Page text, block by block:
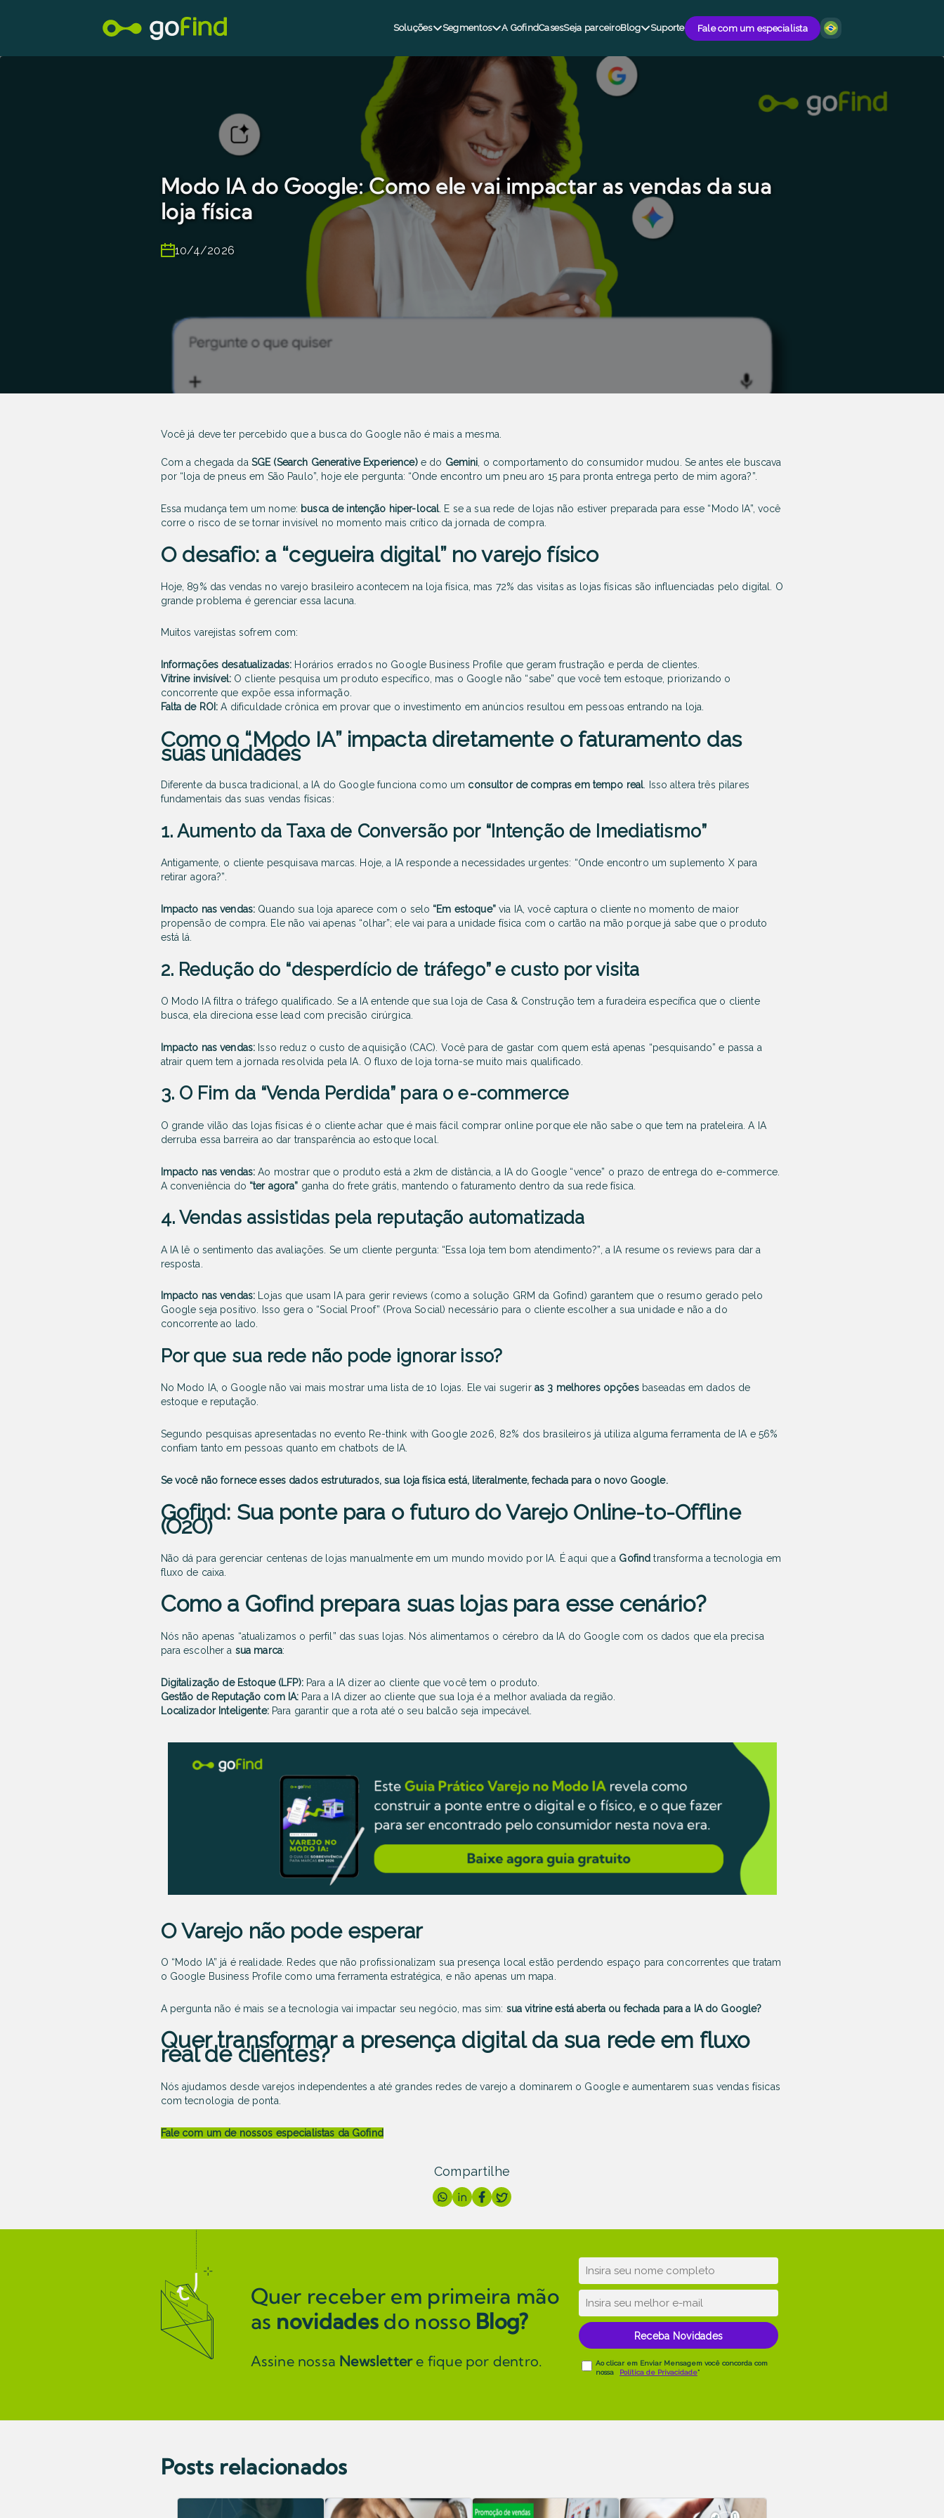
Soluções Segmentos A GofindCasesSeja parceiroBlog Suporte Fale com um especialista
Modo IA do Google: Como ele vai impactar as vendas da sua
loja física
10/4/2026
Você já deve ter percebido que a busca do Google não é mais a mesma.
Com a chegada da SGE (Search Generative Experience)e do Gemini , o comportamento do consumidor mudou. Se antes ele buscava
por “loja de pneus em São Paulo”, hoje ele pergunta: “Onde encontro um pneu aro 15 para pronta entrega perto de mim agora?”.
Essa mudança tem um nome: busca de intenção hiper-local. E se a sua rede de lojas não estiver preparada para esse “Modo IA”, você
corre o risco de se tornar invisível no momento mais crítico da jornada de compra.
O desafio: a “cegueira digital” no varejo físico
Hoje, 89% das vendas no varejo brasileiro acontecem na loja física, mas 72% das visitas as lojas físicas são influenciadas pelo digital. O
grande problema é gerenciar essa lacuna.
Muitos varejistas sofrem com:
Informações desatualizadas: Horários errados no Google Business Profile que geram frustração e perda de clientes.
Vitrine invisível: O cliente pesquisa um produto específico, mas o Google não “sabe” que você tem estoque, priorizando o
concorrente que expõe essa informação.
Falta de ROI: A dificuldade crônica em provar que o investimento em anúncios resultou em pessoas entrando na loja.
Como o “Modo IA” impacta diretamente o faturamento das
suas unidades
Diferente da busca tradicional, a IA do Google funciona como um consultor de compras em tempo real. Isso altera três pilares
fundamentais das suas vendas físicas:
1. Aumento da Taxa de Conversão por “Intenção de Imediatismo”
Antigamente, o cliente pesquisava marcas. Hoje, a IA responde a necessidades urgentes: “Onde encontro um suplemento X para
retirar agora?”.
Impacto nas vendas: Quando sua loja aparece com o selo “Em estoque”via IA, você captura o cliente no momento de maior
propensão de compra. Ele não vai apenas “olhar”; ele vai para a unidade física com o cartão na mão porque já sabe que o produto
está lá.
2. Redução do “desperdício de tráfego” e custo por visita
O Modo IA filtra o tráfego qualificado. Se a IA entende que sua loja de Casa & Construção tem a furadeira específica que o cliente
busca, ela direciona esse lead com precisão cirúrgica.
Impacto nas vendas: Isso reduz o custo de aquisição (CAC). Você para de gastar com quem está apenas “pesquisando” e passa a
atrair quem tem a jornada resolvida pela IA. O fluxo de loja torna-se muito mais qualificado.
3. O Fim da “Venda Perdida” para o e-commerce
O grande vilão das lojas físicas é o cliente achar que é mais fácil comprar online porque ele não sabe o que tem na prateleira. A IA
derruba essa barreira ao dar transparência ao estoque local.
Impacto nas vendas: Ao mostrar que o produto está a 2km de distância, a IA do Google “vence” o prazo de entrega do e-commerce.
A conveniência do “ter agora” ganha do frete grátis, mantendo o faturamento dentro da sua rede física.
4. Vendas assistidas pela reputação automatizada
A IA lê o sentimento das avaliações. Se um cliente pergunta: “Essa loja tem bom atendimento?” , a IA resume os reviews para dar a
resposta.
Impacto nas vendas: Lojas que usam IA para gerir reviews (como a solução GRM da Gofind) garantem que o resumo gerado pelo
Google seja positivo. Isso gera o “Social Proof” (Prova Social) necessário para o cliente escolher a sua unidade e não a do
concorrente ao lado.
Por que sua rede não pode ignorar isso?
No Modo IA, o Google não vai mais mostrar uma lista de 10 lojas. Ele vai sugerir as 3 melhores opçõesbaseadas em dados de
estoque e reputação.
Segundo pesquisas apresentadas no evento Re-think with Google 2026, 82% dos brasileiros já utiliza alguma ferramenta de IA e 56%
confiam tanto em pessoas quanto em chatbots de IA.
Se você não fornece esses dados estruturados, sua loja física está, literalmente, fechada para o novo Google.
Gofind: Sua ponte para o futuro do Varejo Online-to-Offline
(O2O)
Não dá para gerenciar centenas de lojas manualmente em um mundo movido por IA. É aqui que a Gofind transforma a tecnologia em
fluxo de caixa.
Como a Gofind prepara suas lojas para esse cenário?
Nós não apenas “atualizamos o perfil” das suas lojas. Nós alimentamos o cérebro da IA do Google com os dados que ela precisa
para escolher a sua marca:
Digitalização de Estoque (LFP):Para a IA dizer ao cliente que você tem o produto.
Gestão de Reputação com IA: Para a IA dizer ao cliente que sua loja é a melhor avaliada da região.
Localizador Inteligente:Para garantir que a rota até o seu balcão seja impecável.
O Varejo não pode esperar
O “Modo IA” já é realidade. Redes que não profissionalizam sua presença local estão perdendo espaço para concorrentes que tratam
o Google Business Profile como uma ferramenta estratégica, e não apenas um mapa.
A pergunta não é mais se a tecnologia vai impactar seu negócio, mas sim: sua vitrine está aberta ou fechada para a IA do Google?
Quer transformar a presença digital da sua rede em fluxo
real de clientes?
Nós ajudamos desde varejos independentes a até grandes redes de varejo a dominarem o Google e aumentarem suas vendas físicas
com tecnologia de ponta.
Fale com um de nossos especialistas da Gofind
Compartilhe
Quer receber em primeira mão
as novidades do nosso Blog?
Assine nossa Newslettere fique por dentro.
Posts relacionados